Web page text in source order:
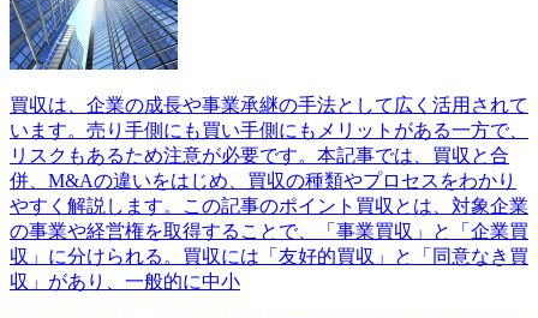
買収は、企業の成長や事業承継の手法として広く活用されて
います。売り手側にも買い手側にもメリットがある一方で、
リスクもあるため注意が必要です。本記事では、買収と合
併、M&Aの違いをはじめ、買収の種類やプロセスをわかり
やすく解説します。この記事のポイント買収とは、対象企業
の事業や経営権を取得することで、「事業買収」と「企業買
収」に分けられる。買収には「友好的買収」と「同意なき買
収」があり、一般的に中小